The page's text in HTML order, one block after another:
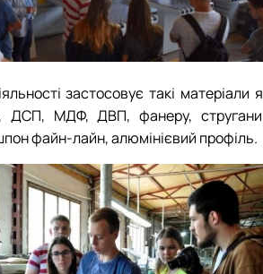
застосовує такі матеріали
ДСП, МДФ, ДВП, фанеру,
файн-лайн, алюмінієвий профіль.